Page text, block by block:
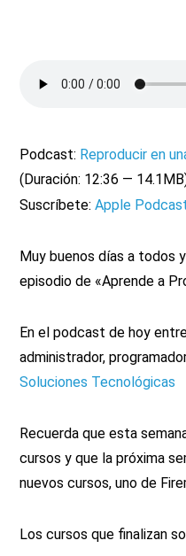
Podcast: Reproducir en
(Duración: 12:36 —
Suscríbete:Apple
Muy buenos días a todos
episodio de «Aprende a
En el podcast de hoy
administrador,
Soluciones Tecnológicas
Recuerda que esta
cursos y que la próxima
nuevos cursos, uno de
Los cursos que finalizan